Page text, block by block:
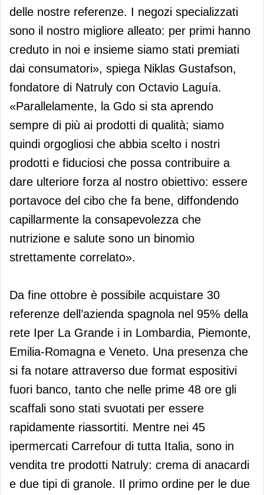
delle nostre referenze. I negozi specializzati
sono il nostro migliore alleato: per primi hanno
creduto in noi e insieme siamo stati premiati
dai consumatori», spiega Niklas Gustafson,
fondatore di Natruly con Octavio Laguía.
«Parallelamente, la Gdo si sta aprendo
sempre di più ai prodotti di qualità; siamo
quindi orgogliosi che abbia scelto i nostri
prodotti e fiduciosi che possa contribuire a
dare ulteriore forza al nostro obiettivo: essere
portavoce del cibo che fa bene, diffondendo
capillarmente la consapevolezza che
nutrizione e salute sono un binomio
strettamente correlato».
Da fine ottobre è possibile acquistare 30
referenze dell’azienda spagnola nel 95% della
rete Iper La Grande i in Lombardia, Piemonte,
Emilia-Romagna e Veneto. Una presenza che
si fa notare attraverso due format espositivi
fuori banco, tanto che nelle prime 48 ore gli
scaffali sono stati svuotati per essere
rapidamente riassortiti. Mentre nei 45
ipermercati Carrefour di tutta Italia, sono in
vendita tre prodotti Natruly: crema di anacardi
e due tipi di granole. Il primo ordine per le due